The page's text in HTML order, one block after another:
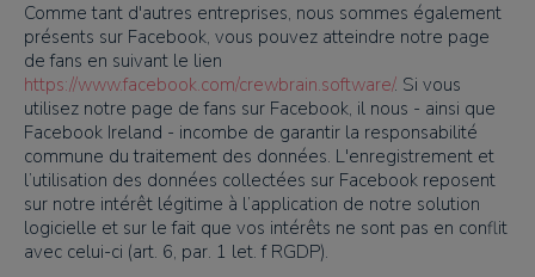
Comme tant d'autres entreprises, nous sommes également
présents sur Facebook, vous pouvez atteindre notre page
de fans en suivant le lien
https://www.facebook.com/crewbrain.software/. Si vous
utilisez notre page de fans sur Facebook, il nous - ainsi que
Facebook Ireland - incombe de garantir la responsabilité
commune du traitement des données. L'enregistrement et
l’utilisation des données collectées sur Facebook reposent
sur notre intérêt légitime à l’application de notre solution
logicielle et sur le fait que vos intérêts ne sont pas en conflit
avec celui-ci (art. 6, par. 1 let. f RGDP).